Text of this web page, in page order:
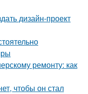
дизайн-проект
ремонту: как
чтобы он стал